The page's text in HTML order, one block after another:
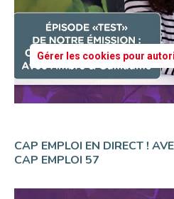
Gérer les cookies pour
CAP EMPLOI EN DIRECT !
CAP EMPLOI 57